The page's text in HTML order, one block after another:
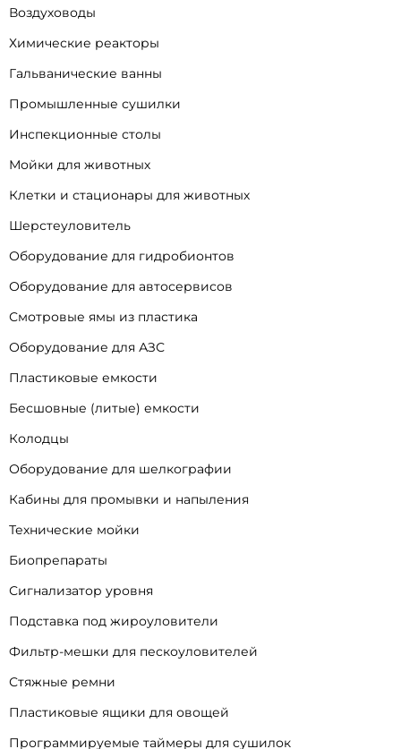
Воздуховоды
Химические реакторы
Гальванические ванны
Промышленные сушилки
Инспекционные столы
Мойки для животных
Клетки и стационары для животных
Шерстеуловитель
Оборудование для гидробионтов
Оборудование для автосервисов
Смотровые ямы из пластика
Оборудование для АЗС
Пластиковые емкости
Бесшовные (литые) емкости
Колодцы
Оборудование для шелкографии
Кабины для промывки и напыления
Технические мойки
Биопрепараты
Сигнализатор уровня
Подставка под жироуловители
Фильтр-мешки для пескоуловителей
Стяжные ремни
Пластиковые ящики для овощей
Программируемые таймеры для сушилок